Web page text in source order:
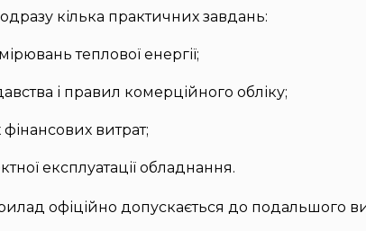
кілька практичних завдань:
теплової енергії;
і правил комерційного обліку;
витрат;
експлуатації обладнання.
офіційно допускається до подальшого